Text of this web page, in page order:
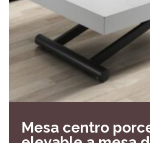
Mesa centro